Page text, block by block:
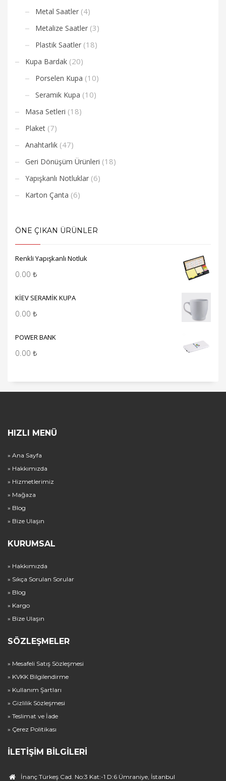
Metal Saatler (4)
Metalize Saatler (3)
Plastik Saatler (18)
Kupa Bardak (20)
Porselen Kupa (10)
Seramik Kupa (10)
Masa Setleri (18)
Plaket (7)
Anahtarlık (47)
Geri Dönüşüm Ürünleri (18)
Yapışkanlı Notluklar (6)
Karton Çanta (6)
ÖNE ÇIKAN ÜRÜNLER
Renkli Yapışkanlı Notluk
0.00 ₺
KİEV SERAMİK KUPA
0.00 ₺
POWER BANK
0.00 ₺
HIZLI MENÜ
» Ana Sayfa
» Hakkımızda
» Hizmetlerimiz
» Mağaza
» Blog
» Bize Ulaşın
KURUMSAL
» Hakkımızda
» Sıkça Sorulan Sorular
» Blog
» Kargo
» Bize Ulaşın
SÖZLEŞMELER
» Mesafeli Satış Sözleşmesi
» KVKK Bilgilendirme
» Kullanım Şartları
» Gizlilik Sözleşmesi
» Teslimat ve İade
» Çerez Politikası
İLETIŞIM BILGILERI
İnanç Türkeş Cad. No:3 Kat:-1 D:6 Ümraniye, İstanbul